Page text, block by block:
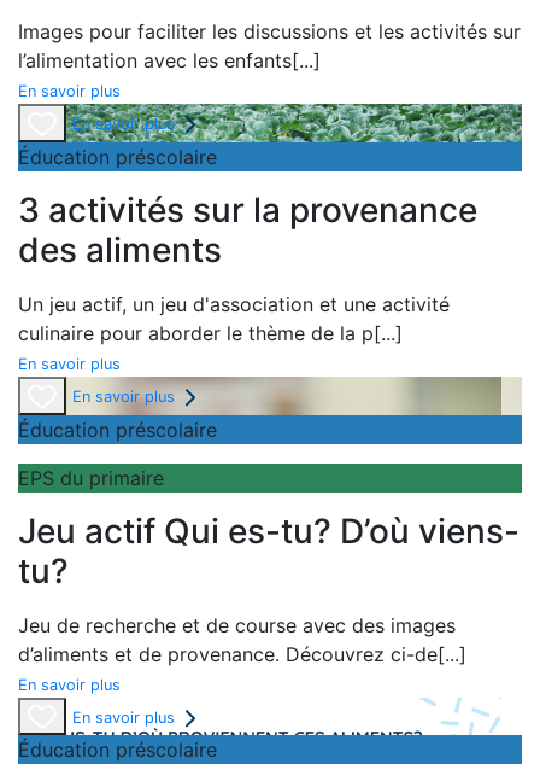
Images pour faciliter les discussions et les activités sur
l’alimentation avec les enfants[...]
En savoir plus
En savoir plus
Éducation préscolaire
3 activités sur la provenance
des aliments
Un jeu actif, un jeu d'association et une activité
culinaire pour aborder le thème de la p[...]
En savoir plus
En savoir plus
Éducation préscolaire
EPS du primaire
Jeu actif Qui es-tu? D’où viens-
tu?
Jeu de recherche et de course avec des images
d’aliments et de provenance. Découvrez ci-de[...]
En savoir plus
En savoir plus
Éducation préscolaire